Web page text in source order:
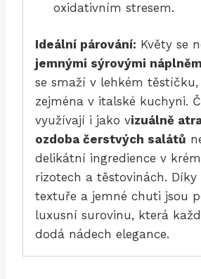
oxidativním stresem.
Ideální párování: Květy se
jemnými sýrovými
se smaží v lehkém
zejména v italské kuchyni.
využívají i jako vizuálně
ozdoba čerstvých salátů
delikátní ingredience v
rizotech a těstovinách. Díky
textuře a jemné chuti jsou
luxusní surovinu, která
dodá nádech elegance.